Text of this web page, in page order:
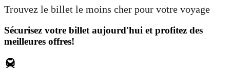
Trouvez le billet le moins cher pour votre voyage
Sécurisez votre billet aujourd'hui et profitez des
meilleures offres!